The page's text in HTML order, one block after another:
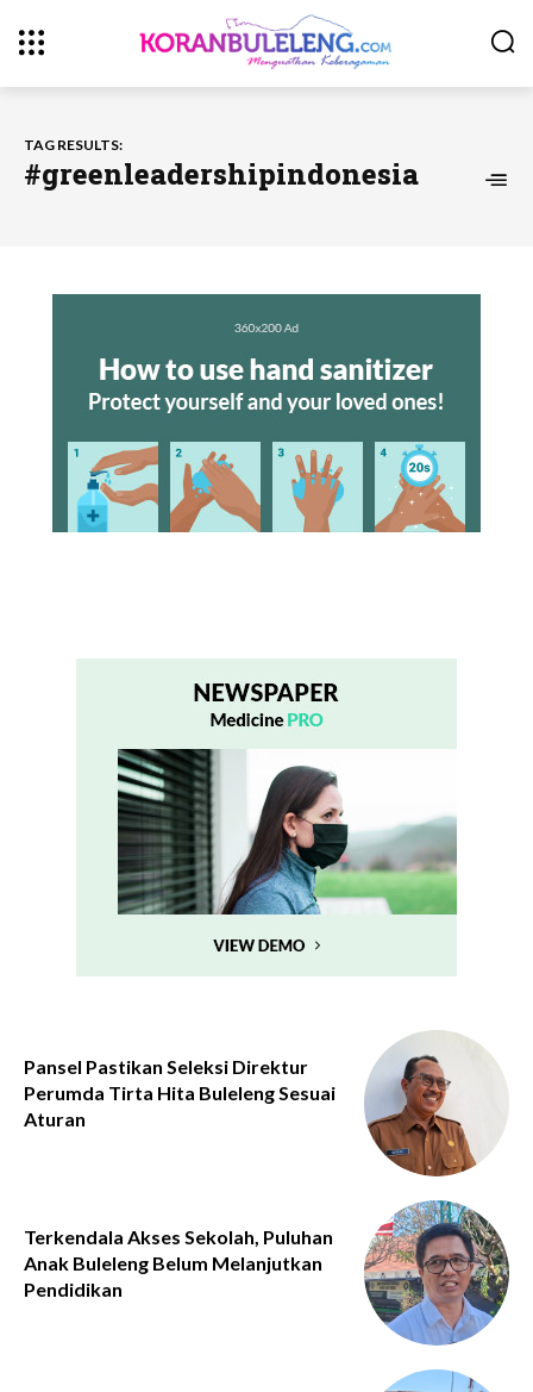
TAG RESULTS:
#greenleadershipindonesia
Pansel Pastikan Seleksi Direktur
Perumda Tirta Hita Buleleng Sesuai
Aturan
Terkendala Akses Sekolah, Puluhan
Anak Buleleng Belum Melanjutkan
Pendidikan